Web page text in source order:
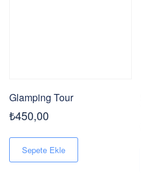
Glamping Tour
₺450,00
Sepete Ekle